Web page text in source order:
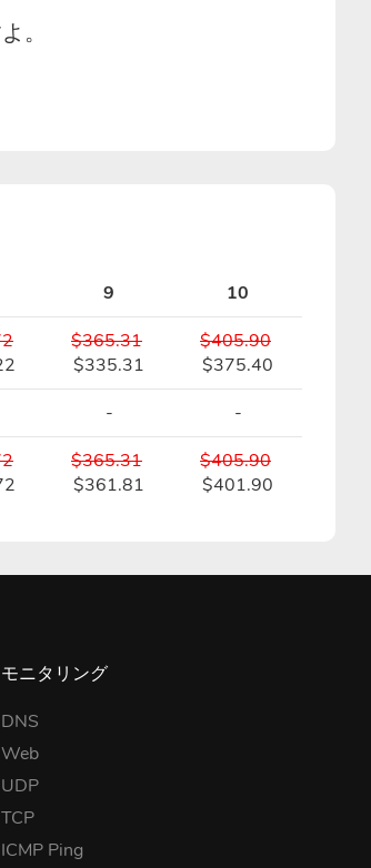
。
9
10
$365.31
$335.31
$405.90
$375.40
-
-
$365.31
$361.81
$405.90
$401.90
モニタリング
DNS
Web
UDP
TCP
ICMP Ping